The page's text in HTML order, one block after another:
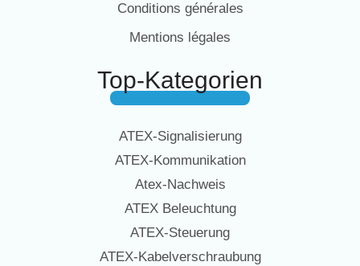
Conditions générales
Mentions légales
Top-Kategorien
ATEX-Signalisierung
ATEX-Kommunikation
Atex-Nachweis
ATEX Beleuchtung
ATEX-Steuerung
ATEX-Kabelverschraubung